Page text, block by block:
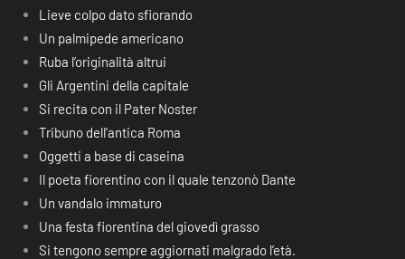
Lieve colpo dato sfiorando
Un palmipede americano
Ruba l’originalità altrui
Gli Argentini della capitale
Si recita con il Pater Noster
Tribuno dell’antica Roma
Oggetti a base di caseina
Il poeta fiorentino con il quale tenzonò Dante
Un vandalo immaturo
Una festa fiorentina del giovedì grasso
Si tengono sempre aggiornati malgrado l’età.